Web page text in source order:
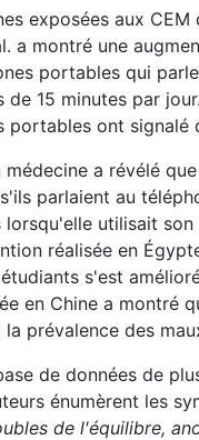
exposées aux
a montré une
portables qui
15 minutes par
portables ont
a révélé
parlaient au
utilisait
réalisée en
s'est
en Chine a montré
prévalence des
de données de
énumèrent les
de l'équilibre,